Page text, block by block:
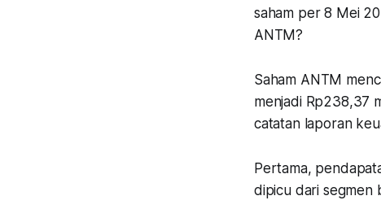
saham per 8 Mei
ANTM?
Saham ANTM
menjadi Rp238,37
catatan laporan
Pertama,
dipicu dari segmen